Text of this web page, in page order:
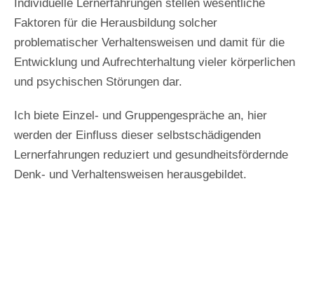
Individuelle Lernerfahrungen stellen wesentliche
Faktoren für die Herausbildung solcher
problematischer Verhaltensweisen und damit für die
Entwicklung und Aufrechterhaltung vieler körperlichen
und psychischen Störungen dar.
Ich biete Einzel- und Gruppengespräche an, hier
werden der Einfluss dieser selbstschädigenden
Lernerfahrungen reduziert und gesundheitsfördernde
Denk- und Verhaltensweisen herausgebildet.